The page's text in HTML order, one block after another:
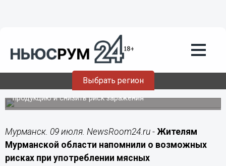
Выбрать регион
Роспотребнадзор предупредил
северян об опасности мясных
полуфабрикатов
Специалисты рассказали, как выбрать мясную
продукцию и снизить риск заражения
Мурманск. 09 июля. NewsRoom24.ru - Жителям
Мурманской области напомнили о возможных
рисках при употреблении мясных